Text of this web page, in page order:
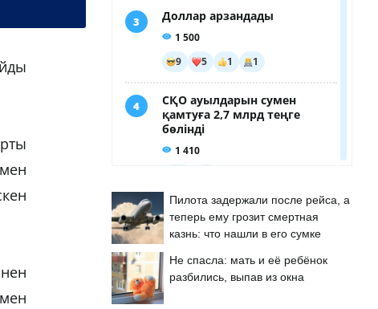
Пилота задержали после рейса, а
теперь ему грозит смертная
казнь: что нашли в его сумке
Не спасла: мать и её ребёнок
разбились, выпав из окна